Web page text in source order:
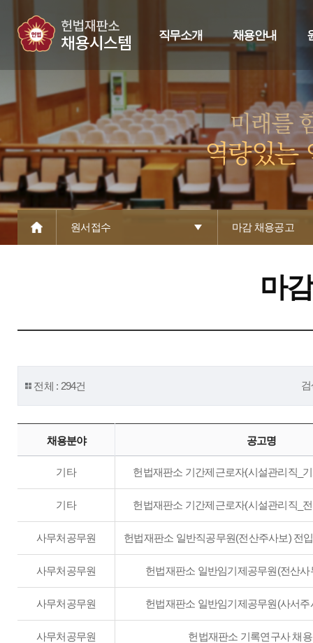
직무소개 채용안내
원서접수 마감 채용공고
마
전체 : 294건
채용분야 공고명
기타 헌법재판소 기간제근로자(시설관리직_
기타 헌법재판소 기간제근로자(시설관리직_
사무처공무원 헌법재판소 일반직공무원(전산주사보) 전
사무처공무원 헌법재판소 일반임기제공무원(전산사
사무처공무원 헌법재판소 일반임기제공무원(사서주
사무처공무원 헌법재판소 기록연구사 채